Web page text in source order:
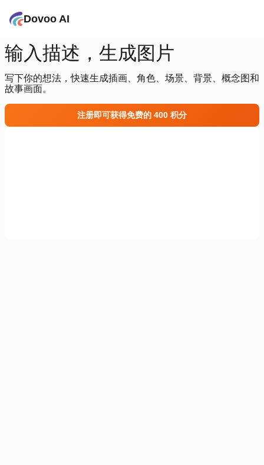
Dovoo AI
输入描述，生成图片
写下你的想法，快速生成插画、角色、场景、背景、概念图和
故事画面。
注册即可获得免费的 400 积分